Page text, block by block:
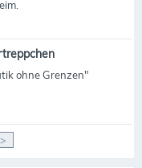
ohne Grenzen"
>